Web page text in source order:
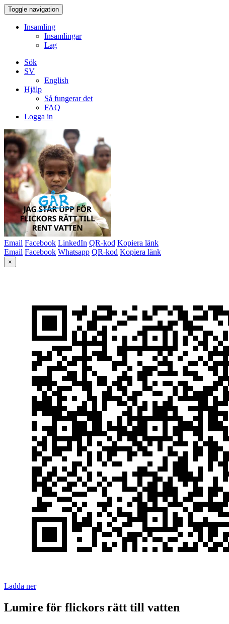
Toggle navigation
Insamling
Insamlingar
Lag
Sök
SV
English
Hjälp
Så fungerar det
FAQ
Logga in
Email Facebook LinkedIn QR-kod Kopiera länk
Email Facebook Whatsapp QR-kod Kopiera länk
×
Ladda ner
Lumire för flickors rätt till vatten